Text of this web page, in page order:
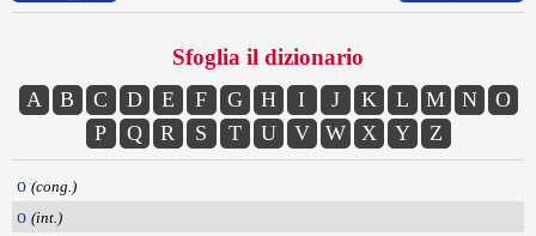
Sfoglia il dizionario
A B C D E F G H I J K L M N
O
P
Q R S T U V W X Y Z
o (cong.)
o (int.)